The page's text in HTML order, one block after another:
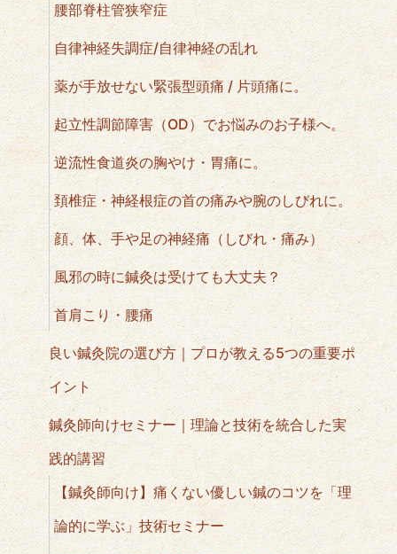
腰部脊柱管狭窄症
自律神経失調症/自律神経の乱れ
薬が手放せない緊張型頭痛 / 片頭痛に。
起立性調節障害（OD）でお悩みのお子様へ。
逆流性食道炎の胸やけ・胃痛に。
頚椎症・神経根症の首の痛みや腕のしびれに。
顔、体、手や足の神経痛（しびれ・痛み）
風邪の時に鍼灸は受けても大丈夫？
首肩こり・腰痛
良い鍼灸院の選び方｜プロが教える5つの重要ポ
イント
鍼灸師向けセミナー｜理論と技術を統合した実
践的講習
【鍼灸師向け】痛くない優しい鍼のコツを「理
論的に学ぶ」技術セミナー